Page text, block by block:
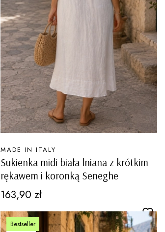
Sukienka midi biała lniana z krótkim
rękawem i koronką Seneghe
PRODUCENT
MADE IN ITALY
Cena
163,90 zł
Bestseller